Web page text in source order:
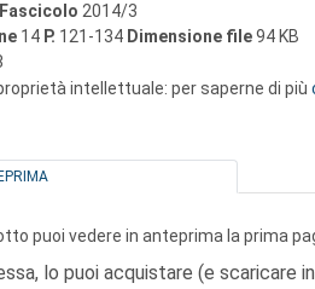
Fascicolo 2014/3
14 P. 121-134 Dimensione file94 KB
proprietà intellettuale: per saperne di più
puoi vedere in anteprima la prima
lo puoi acquistare (e scaricare